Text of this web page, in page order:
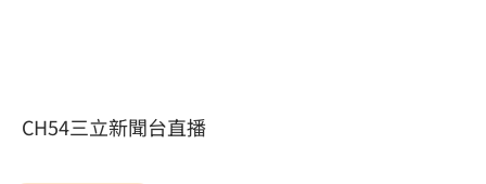
CH54三立新聞台直播